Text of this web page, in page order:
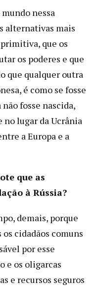
nessa
alternativas mais
que os
os poderes e que
que qualquer outra
é como se fosse
fosse nascida,
no lugar da Ucrânia
a Europa e a
que as
à Rússia?
demais, porque
cidadãos comuns
por esse
e os oligarcas
e recursos seguros